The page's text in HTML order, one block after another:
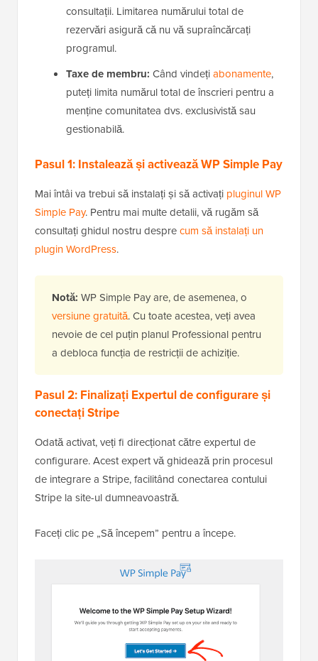
consultații. Limitarea numărului total de
rezervări asigură că nu vă supraîncărcați
programul.
Taxe de membru: Când vindețiabonamente,
puteți limita numărul total de înscrieri pentru a
menține comunitatea dvs. exclusivistă sau
gestionabilă.
Pasul 1: Instalează și activează WP Simple Pay
Mai întâi va trebui să instalați și să activați pluginul WP
Simple Pay. Pentru mai multe detalii, vă rugăm să
consultați ghidul nostru desprecum să instalați un
plugin WordPress.
Notă: WP Simple Pay are, de asemenea, o
versiune gratuită. Cu toate acestea, veți avea
nevoie de cel puțin planul Professional pentru
a debloca funcția de restricții de achiziție.
Pasul 2: Finalizați Expertul de configurare și
conectați Stripe
Odată activat, veți fi direcționat către expertul de
configurare. Acest expert vă ghidează prin procesul
de integrare a Stripe, facilitând conectarea contului
Stripe la site-ul dumneavoastră.
Faceți clic pe „Să începem” pentru a începe.